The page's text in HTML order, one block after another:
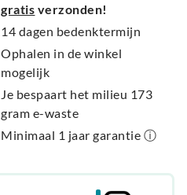
gratis verzonden!
14 dagen bedenktermijn
Ophalen in de winkel
mogelijk
Je bespaart het milieu 173
gram e-waste
Minimaal 1 jaar garantie ⓘ